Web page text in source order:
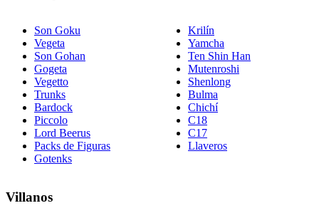
Son Goku
Vegeta
Son Gohan
Gogeta
Vegetto
Trunks
Bardock
Piccolo
Lord Beerus
Packs de Figuras
Gotenks
Krilín
Yamcha
Ten Shin Han
Mutenroshi
Shenlong
Bulma
Chichí
C18
C17
Llaveros
Villanos